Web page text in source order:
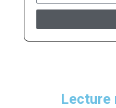
Lecture